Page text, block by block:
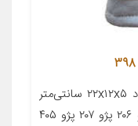
معرفی محصول جزئیات محصول ابعاد ۲۲x۱۲x۵ سانتی‌متر
جنس ویسکوز مناسب برای خودرو پژو ۲۰۶ پژو ۲۰۷ پژو ۴۰۵